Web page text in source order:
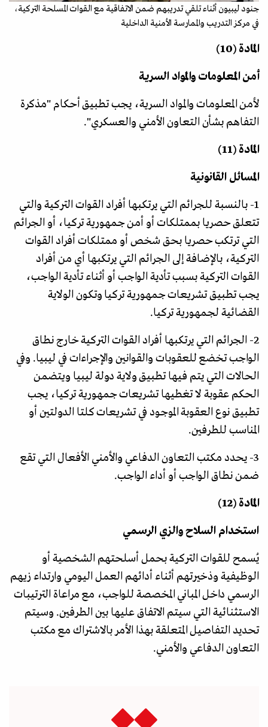
جنود ليبيون أثناء تلقي تدريبهم ضمن الاتفاقية مع القوات المسلحة التركية،
في مركز التدريب والممارسة الأمنية الداخلية
المادة (10)
أمن المعلومات والمواد السرية
لأمن المعلومات والمواد السرية، يجب تطبيق أحكام "مذكرة
التفاهم بشأن التعاون الأمني والعسكري".
المادة (11)
المسائل القانونية
1- بالنسبة للجرائم التي يرتكبها أفراد القوات التركية والتي
تتعلق حصريا بممتلكات أو أمن جمهورية تركيا، أو الجرائم
التي ترتكب حصريا بحق شخص أو ممتلكات أفراد القوات
التركية، بالإضافة إلى الجرائم التي يرتكبها أي من أفراد
القوات التركية بسبب تأدية الواجب أو أثناء تأدية الواجب،
يجب تطبيق تشريعات جمهورية تركيا وتكون الولاية
القضائية لجمهورية تركيا.
2- الجرائم التي يرتكبها أفراد القوات التركية خارج نطاق
الواجب تخضع للعقوبات والقوانين والإجراءات في ليبيا. وفي
الحالات التي يتم فيها تطبيق ولاية دولة ليبيا ويتضمن
الحكم عقوبة لا تغطيها تشريعات جمهورية تركيا، يجب
تطبيق نوع العقوبة الموجود في تشريعات كلتا الدولتين أو
المناسب للطرفين.
3- يحدد مكتب التعاون الدفاعي والأمني الأفعال التي تقع
ضمن نطاق الواجب أو أداء الواجب.
المادة (12)
استخدام السلاح والزي الرسمي
يُسمح للقوات التركية بحمل أسلحتهم الشخصية أو
الوظيفية وذخيرتهم أثناء أدائهم العمل اليومي وارتداء زيهم
الرسمي داخل المباني المخصصة للواجب، مع مراعاة الترتيبات
الاستثنائية التي سيتم الاتفاق عليها بين الطرفين. وسيتم
تحديد التفاصيل المتعلقة بهذا الأمر بالاشتراك مع مكتب
التعاون الدفاعي والأمني.